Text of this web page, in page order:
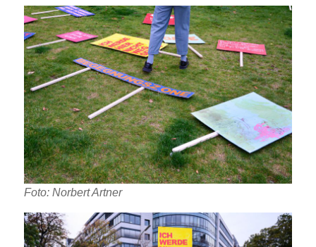
Foto: Norbert Artner